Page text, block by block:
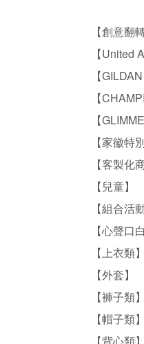
【創意翻
【United
【GILDAN
【
【
【家徽特
【客製化
【兒童】
【組合活
【心聲口
【上衣類】
【外套】
【褲子類】
【帽子類】